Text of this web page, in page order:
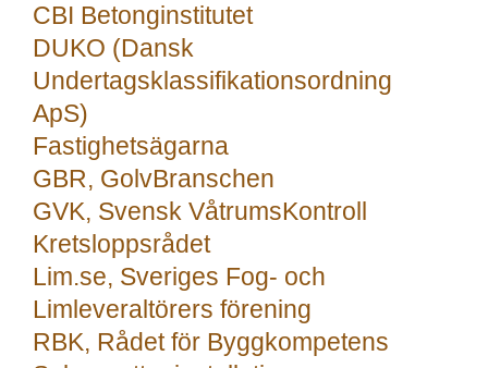
CBI Betonginstitutet
DUKO (Dansk
Undertagsklassifikationsordning
ApS)
Fastighetsägarna
GBR, GolvBranschen
GVK, Svensk VåtrumsKontroll
Kretsloppsrådet
Lim.se, Sveriges Fog- och
Limleveraltörers förening
RBK, Rådet för Byggkompetens